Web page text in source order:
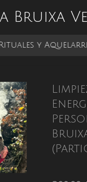
Bruixa
Rituales y